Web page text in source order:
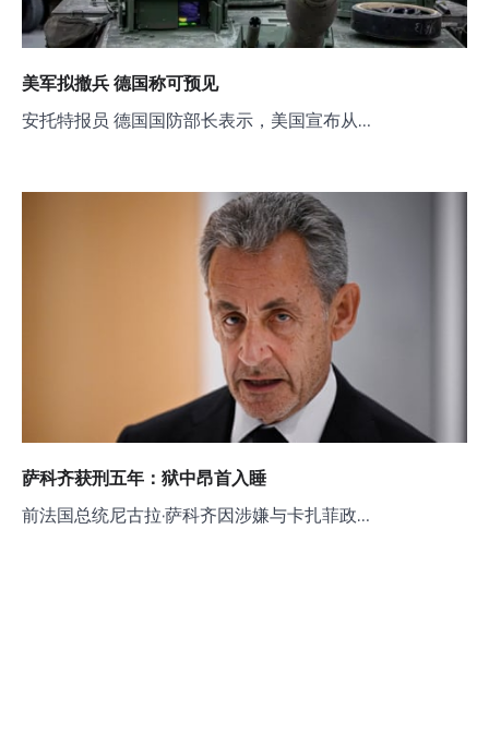
美军拟撤兵 德国称可预见
安托特报员 德国国防部长表示，美国宣布从…
萨科齐获刑五年：狱中昂首入睡
前法国总统尼古拉·萨科齐因涉嫌与卡扎菲政…